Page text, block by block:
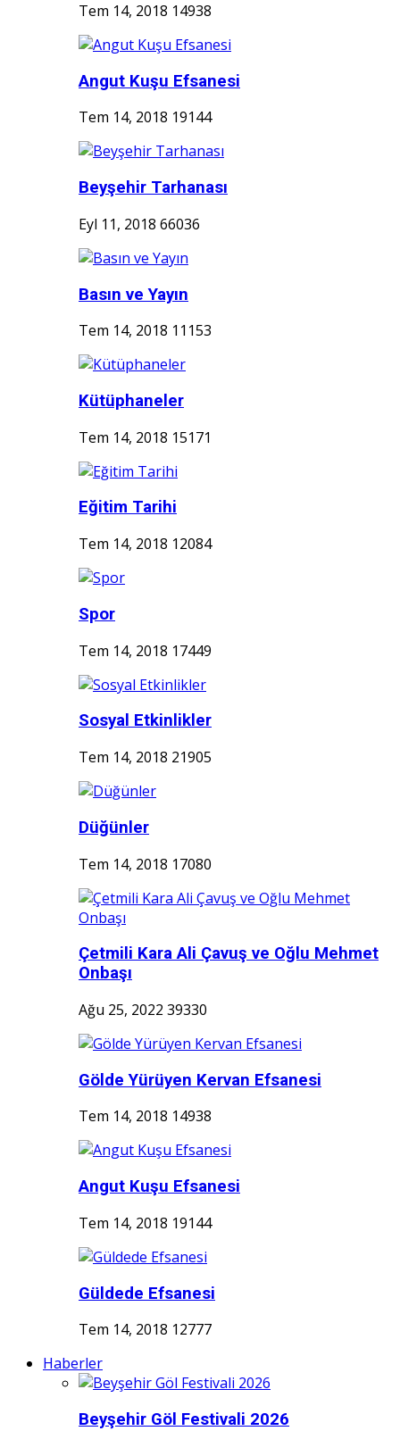
Tem 14, 2018 14938
Angut Kuşu Efsanesi
Tem 14, 2018 19144
Beyşehir Tarhanası
Eyl 11, 2018 66036
Basın ve Yayın
Tem 14, 2018 11153
Kütüphaneler
Tem 14, 2018 15171
Eğitim Tarihi
Tem 14, 2018 12084
Spor
Tem 14, 2018 17449
Sosyal Etkinlikler
Tem 14, 2018 21905
Düğünler
Tem 14, 2018 17080
Çetmili Kara Ali Çavuş ve Oğlu Mehmet
Onbaşı
Ağu 25, 2022 39330
Gölde Yürüyen Kervan Efsanesi
Tem 14, 2018 14938
Angut Kuşu Efsanesi
Tem 14, 2018 19144
Güldede Efsanesi
Tem 14, 2018 12777
Haberler
Beyşehir Göl Festivali 2026